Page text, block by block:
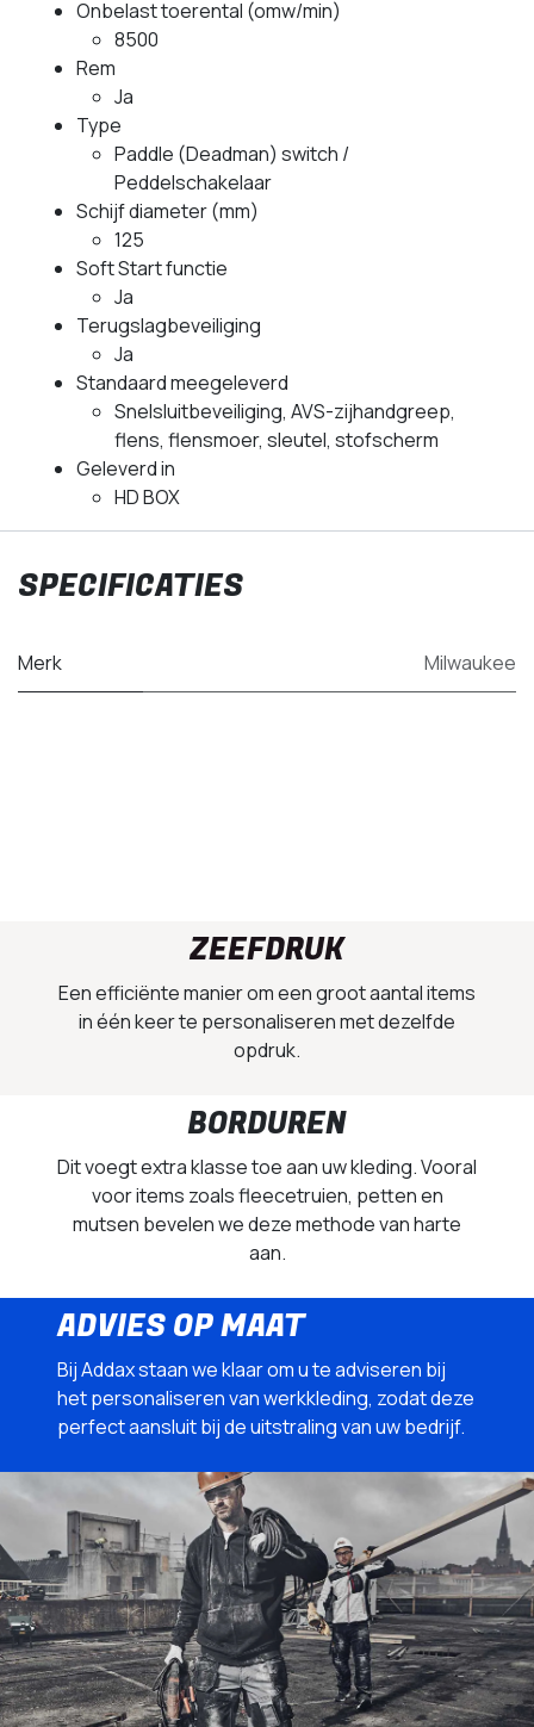
Onbelast toerental (omw/min)
8500
Rem
Ja
Type
Paddle (Deadman) switch /
Peddelschakelaar
Schijf diameter (mm)
125
Soft Start functie
Ja
Terugslagbeveiliging
Ja
Standaard meegeleverd
Snelsluitbeveiliging, AVS-zijhandgreep,
flens, flensmoer, sleutel, stofscherm
Geleverd in
HD BOX
SPECIFICATIES
Merk Milwaukee
ZEEFDRUK
Een efficiënte manier om een groot aantal items
in één keer te personaliseren met dezelfde
opdruk.
BORDUREN
Dit voegt extra klasse toe aan uw kleding. Vooral
voor items zoals fleecetruien, petten en
mutsen bevelen we deze methode van harte
aan.
ADVIES OP MAAT
Bij Addax staan we klaar om u te adviseren bij
het personaliseren van werkkleding, zodat deze
perfect aansluit bij de uitstraling van uw bedrijf.